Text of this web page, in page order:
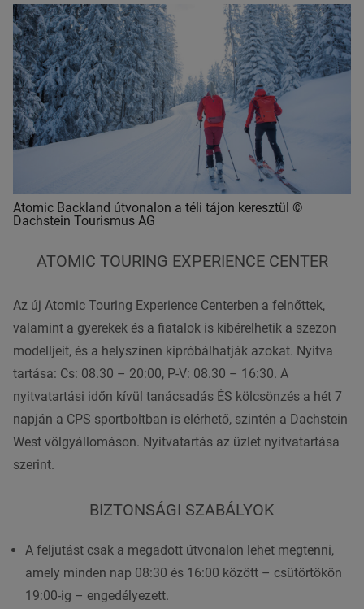
Atomic Backland útvonalon a téli tájon keresztül ©
Dachstein Tourismus AG
ATOMIC TOURING EXPERIENCE CENTER
Az új Atomic Touring Experience Centerben a felnőttek,
valamint a gyerekek és a fiatalok is kibérelhetik a szezon
modelljeit, és a helyszínen kipróbálhatják azokat. Nyitva
tartása: Cs: 08.30 – 20:00, P-V: 08.30 – 16:30. A
nyitvatartási időn kívül tanácsadás ÉS kölcsönzés a hét 7
napján a CPS sportboltban is elérhető, szintén a Dachstein
West völgyállomáson. Nyitvatartás az üzlet nyitvatartása
szerint.
BIZTONSÁGI SZABÁLYOK
A feljutást csak a megadott útvonalon lehet megtenni,
amely minden nap 08:30 és 16:00 között – csütörtökön
19:00-ig – engedélyezett.